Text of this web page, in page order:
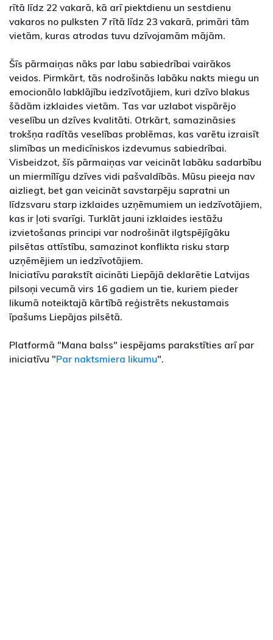
rītā līdz 22 vakarā, kā arī piektdienu un sestdienu
vakaros no pulksten 7 rītā līdz 23 vakarā, primāri tām
vietām, kuras atrodas tuvu dzīvojamām mājām.
Šīs pārmaiņas nāks par labu sabiedrībai vairākos
veidos. Pirmkārt, tās nodrošinās labāku nakts miegu un
emocionālo labklājību iedzīvotājiem, kuri dzīvo blakus
šādām izklaides vietām. Tas var uzlabot vispārējo
veselību un dzīves kvalitāti. Otrkārt, samazināsies
trokšņa radītās veselības problēmas, kas varētu izraisīt
slimības un medicīniskos izdevumus sabiedrībai.
Visbeidzot, šīs pārmaiņas var veicināt labāku sadarbību
un miermīlīgu dzīves vidi pašvaldībās. Mūsu pieeja nav
aizliegt, bet gan veicināt savstarpēju sapratni un
līdzsvaru starp izklaides uzņēmumiem un iedzīvotājiem,
kas ir ļoti svarīgi. Turklāt jauni izklaides iestāžu
izvietošanas principi var nodrošināt ilgtspējīgāku
pilsētas attīstību, samazinot konflikta risku starp
uzņēmējiem un iedzīvotājiem.
Iniciatīvu parakstīt aicināti Liepājā deklarētie Latvijas
pilsoņi vecumā virs 16 gadiem un tie, kuriem pieder
likumā noteiktajā kārtībā reģistrēts nekustamais
īpašums Liepājas pilsētā.
Platformā "Mana balss" iespējams parakstīties arī par
iniciatīvu "Par naktsmiera likumu".